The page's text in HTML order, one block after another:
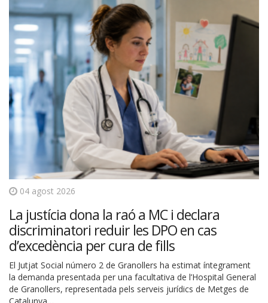
04 agost 2026
La justícia dona la raó a MC i declara
discriminatori reduir les DPO en cas
d’excedència per cura de fills
El Jutjat Social número 2 de Granollers ha estimat íntegrament
la demanda presentada per una facultativa de l’Hospital General
de Granollers, representada pels serveis jurídics de Metges de